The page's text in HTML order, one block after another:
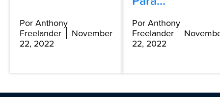
Por Anthony
Freelander
November
22, 2022
Por Anthony
Freelander
22, 2022